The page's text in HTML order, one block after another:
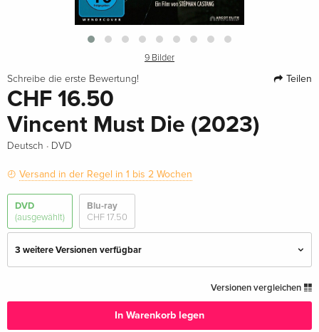
9 Bilder
Schreibe die erste Bewertung! Teilen
CHF 16.50
Vincent Must Die (2023)
Deutsch · DVD
Versand in der Regel in 1 bis 2 Wochen
DVD
(ausgewählt)
Blu-ray
CHF 17.50
3 weitere Versionen verfügbar
CHF 16.50
Versionen vergleichen
In Warenkorb legen